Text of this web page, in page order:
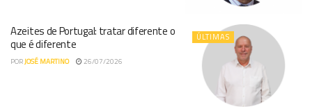
ÚLTIMAS
Azeites de Portugal: tratar diferente o
que é diferente
PORJOSÉ MARTINO 26/07/2026